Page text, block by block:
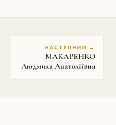
НАСТУПНИЙ →
МАКАРЕНКО
Людмила Анатоліївна